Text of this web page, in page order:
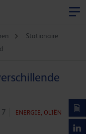
Stationaire
ENERGIE, OLIËN